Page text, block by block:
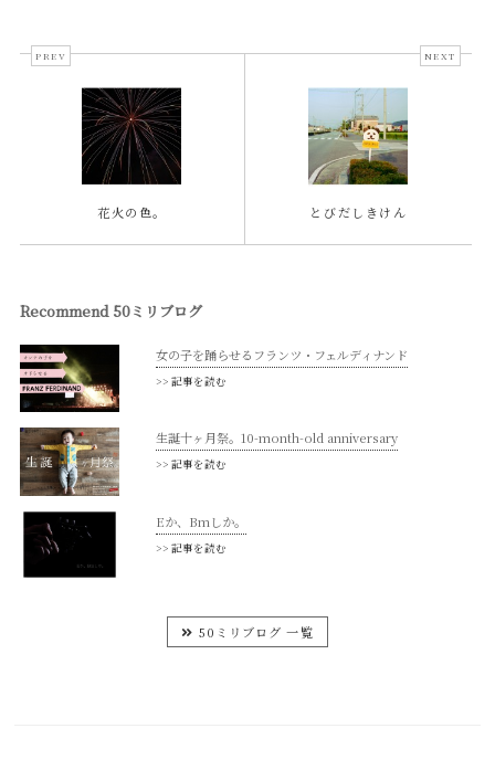
PREV
花火の色。
NEXT
とびだしきけん
Recommend 50ミリブログ
女の子を踊らせるフランツ・フェルディナンド
>> 記事を読む
生誕十ヶ月祭。10-month-old anniversary
>> 記事を読む
Eか、Bmしか。
>> 記事を読む
50ミリブログ 一覧